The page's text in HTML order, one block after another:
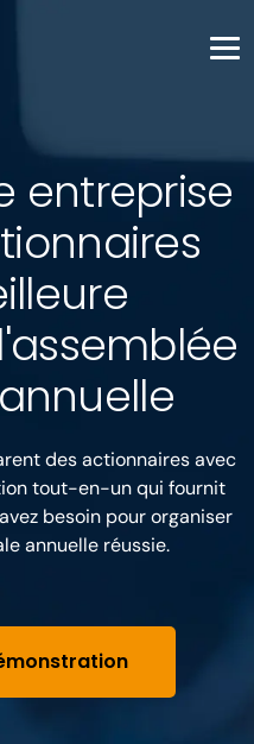
entreprise
des actionnaires avec
tout-en-un qui fournit
besoin pour organiser
annuelle réussie.